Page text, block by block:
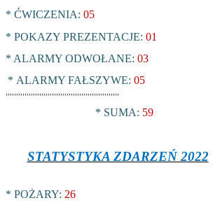
* ĆWICZENIA: 05
* POKAZY PREZENTACJE: 01
* ALARMY ODWOŁANE: 03
* ALARMY FAŁSZYWE: 05
,,,,,,,,,,,,,,,,,,,,,,,,,,,,,,,,,,,,,,,,,,,,,,,,,,,,,,
* SUMA: 59
STATYSTYKA ZDARZEŃ 2022
* POŻARY: 26